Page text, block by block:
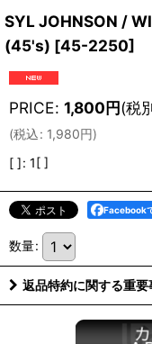
SYL JOHNSON /
(45's) [45-2250]
PRICE: 1,800円(税
(税込: 1,980円)
[ ]: 1[ ]
Facebook
数量:
返品特約に関する重要